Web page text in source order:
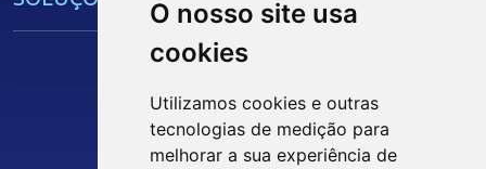
O nosso site usa
cookies
Utilizamos cookies e outras
tecnologias de medição para
melhorar a sua experiência de
Núcleo de Acesso ao Crédito
Centro Internacional de Negócios -
Siga nossas Redes Sociais